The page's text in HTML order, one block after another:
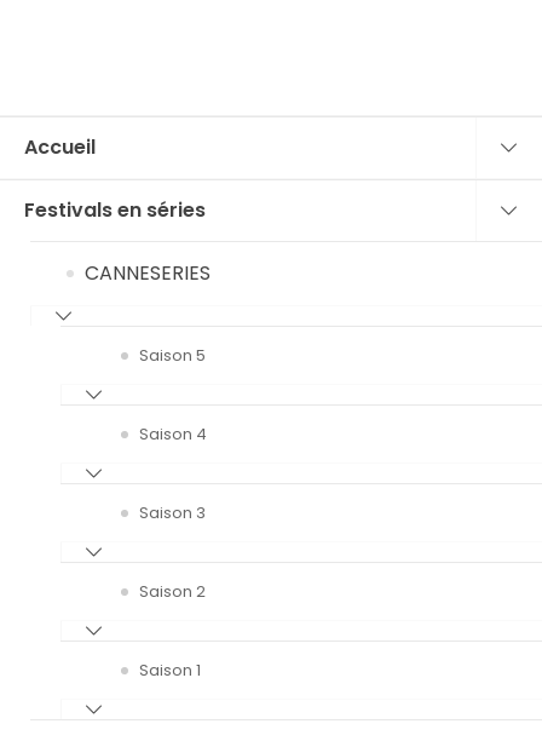
Accueil
Festivals en séries
CANNESERIES
Saison 5
Saison 4
Saison 3
Saison 2
Saison 1